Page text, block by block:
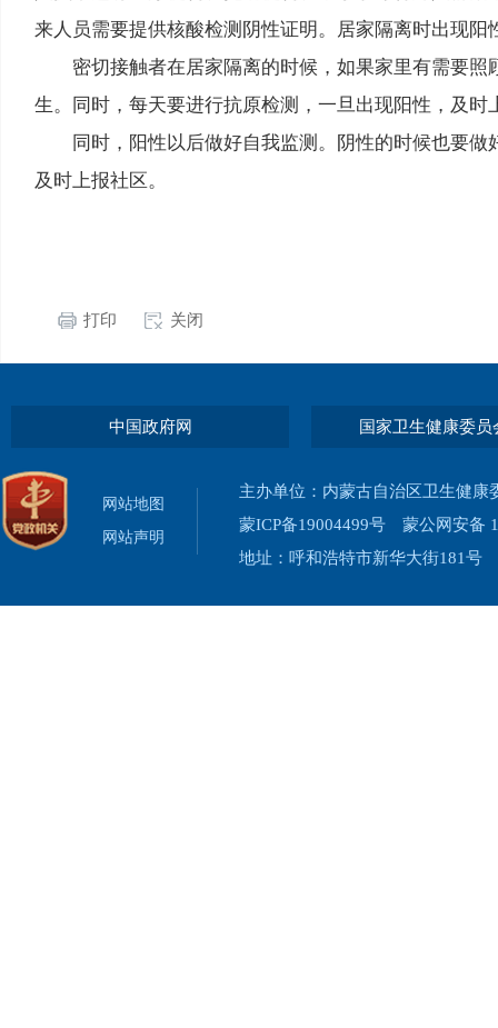
来人员需要提供核酸检测阴性证明。居家隔离时出
密切接触者在居家隔离的时候，如果家里有需要
生。同时，每天要进行抗原检测，一旦出现阳性，及时
同时，阳性以后做好自我监测。阴性的时候也要
及时上报社区。
打印 关闭
中国政府网 国家卫生健康委员
网站地图
网站声明
主办单位：内蒙古自治区卫生健
蒙ICP备19004499号
蒙公网安备
地址：呼和浩特市新华大街181